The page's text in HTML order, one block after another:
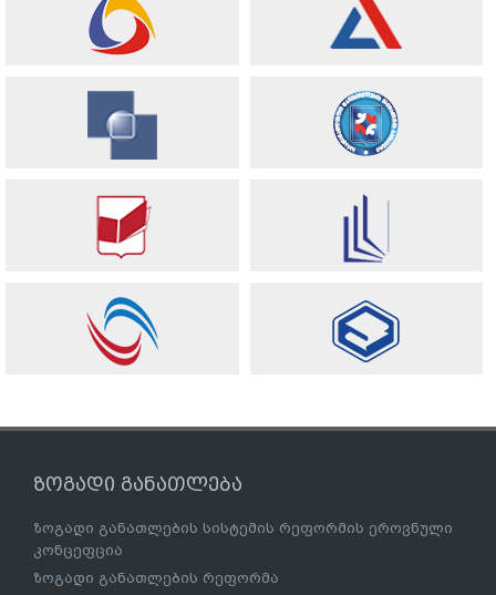
ზოგადი განათლება
ზოგადი განათლების სისტემის რეფორმის ეროვნული
კონცეფცია
ზოგადი განათლების რეფორმა